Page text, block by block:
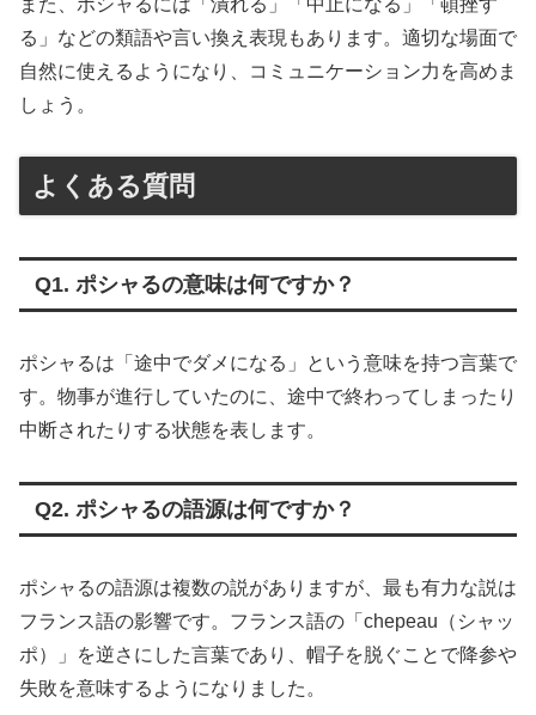
る」などの類語や言い換え表現もあります。適切な場面で
自然に使えるようになり、コミュニケーション力を高めま
しょう。
よくある質問
Q1. ポシャるの意味は何ですか？
ポシャるは「途中でダメになる」という意味を持つ言葉で
す。物事が進行していたのに、途中で終わってしまったり
中断されたりする状態を表します。
Q2. ポシャるの語源は何ですか？
ポシャるの語源は複数の説がありますが、最も有力な説は
フランス語の影響です。フランス語の「chepeau（シャッ
ポ）」を逆さにした言葉であり、帽子を脱ぐことで降参や
失敗を意味するようになりました。